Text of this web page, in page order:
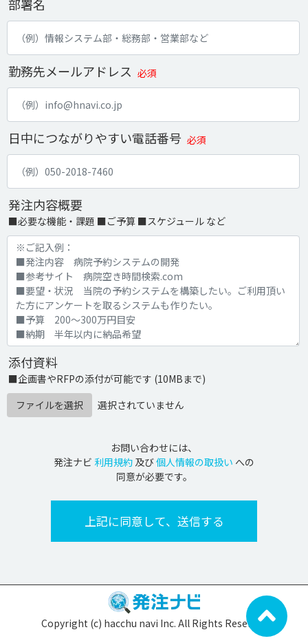
部署名
勤務先メールアドレス 必須
日中につながりやすい電話番号 必須
発注内容概要
■必要な機能・課題 ■ご予算 ■スケジュール など
添付資料
■企画書やRFPの添付が可能です (10MBまで)
ファイルを選択
選択されていません
お問い合わせには、
発注ナビ 利用規約 及び個人情報の取扱い への
同意が必要です。
Copyright (c) hacchu navi Inc. All Rights Reserved